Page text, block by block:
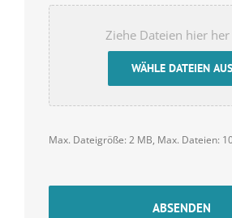
Ziehe Dateien hier
WÄHLE DATEIEN AUS
Max. Dateigröße: 2 MB, Max. Dateien: